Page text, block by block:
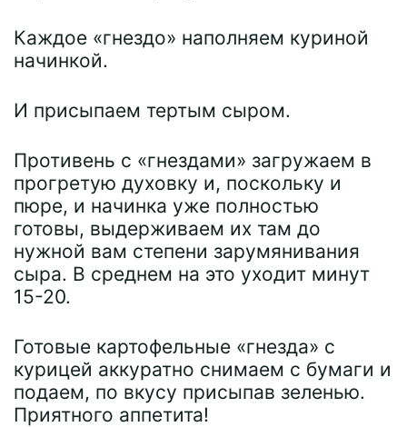
Каждое «гнездо» наполняем куриной
начинкой.
И присыпаем тертым сыром.
Противень с «гнездами» загружаем в
прогретую духовку и, поскольку и
пюре, и начинка уже полностью
готовы, выдерживаем их там до
нужной вам степени зарумянивания
сыра. В среднем на это уходит минут
15-20.
Готовые картофельные «гнезда» с
курицей аккуратно снимаем с бумаги и
подаем, по вкусу присыпав зеленью.
Приятного аппетита!